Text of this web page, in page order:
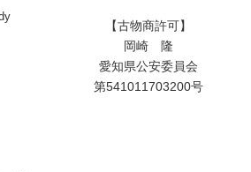
【古物商許可】
岡崎 隆
愛知県公安委員会
第541011703200号